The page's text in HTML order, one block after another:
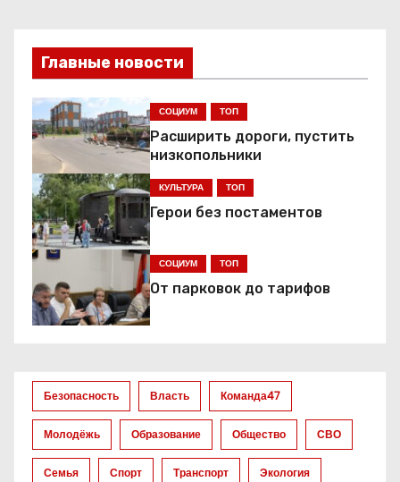
и
г
а
ц
и
я
п
о
а
п
и
Главные новости
СОЦИУМ ТОП
Расширить дороги, пустить
низкопольники
КУЛЬТУРА ТОП
Герои без постаментов
СОЦИУМ ТОП
От парковок до тарифов
Безопасность Власть Команда47
Молодёжь Образование Общество СВО
Семья Спорт Транспорт Экология